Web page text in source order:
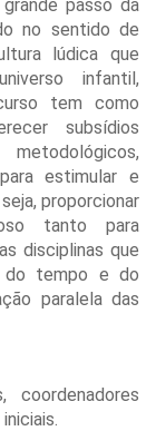
passo da
no sentido de
lúdica que
infantil,
tem como
subsídios
estimular e
proporcionar
tanto para
disciplinas que
do tempo e do
paralela das
coordenadores